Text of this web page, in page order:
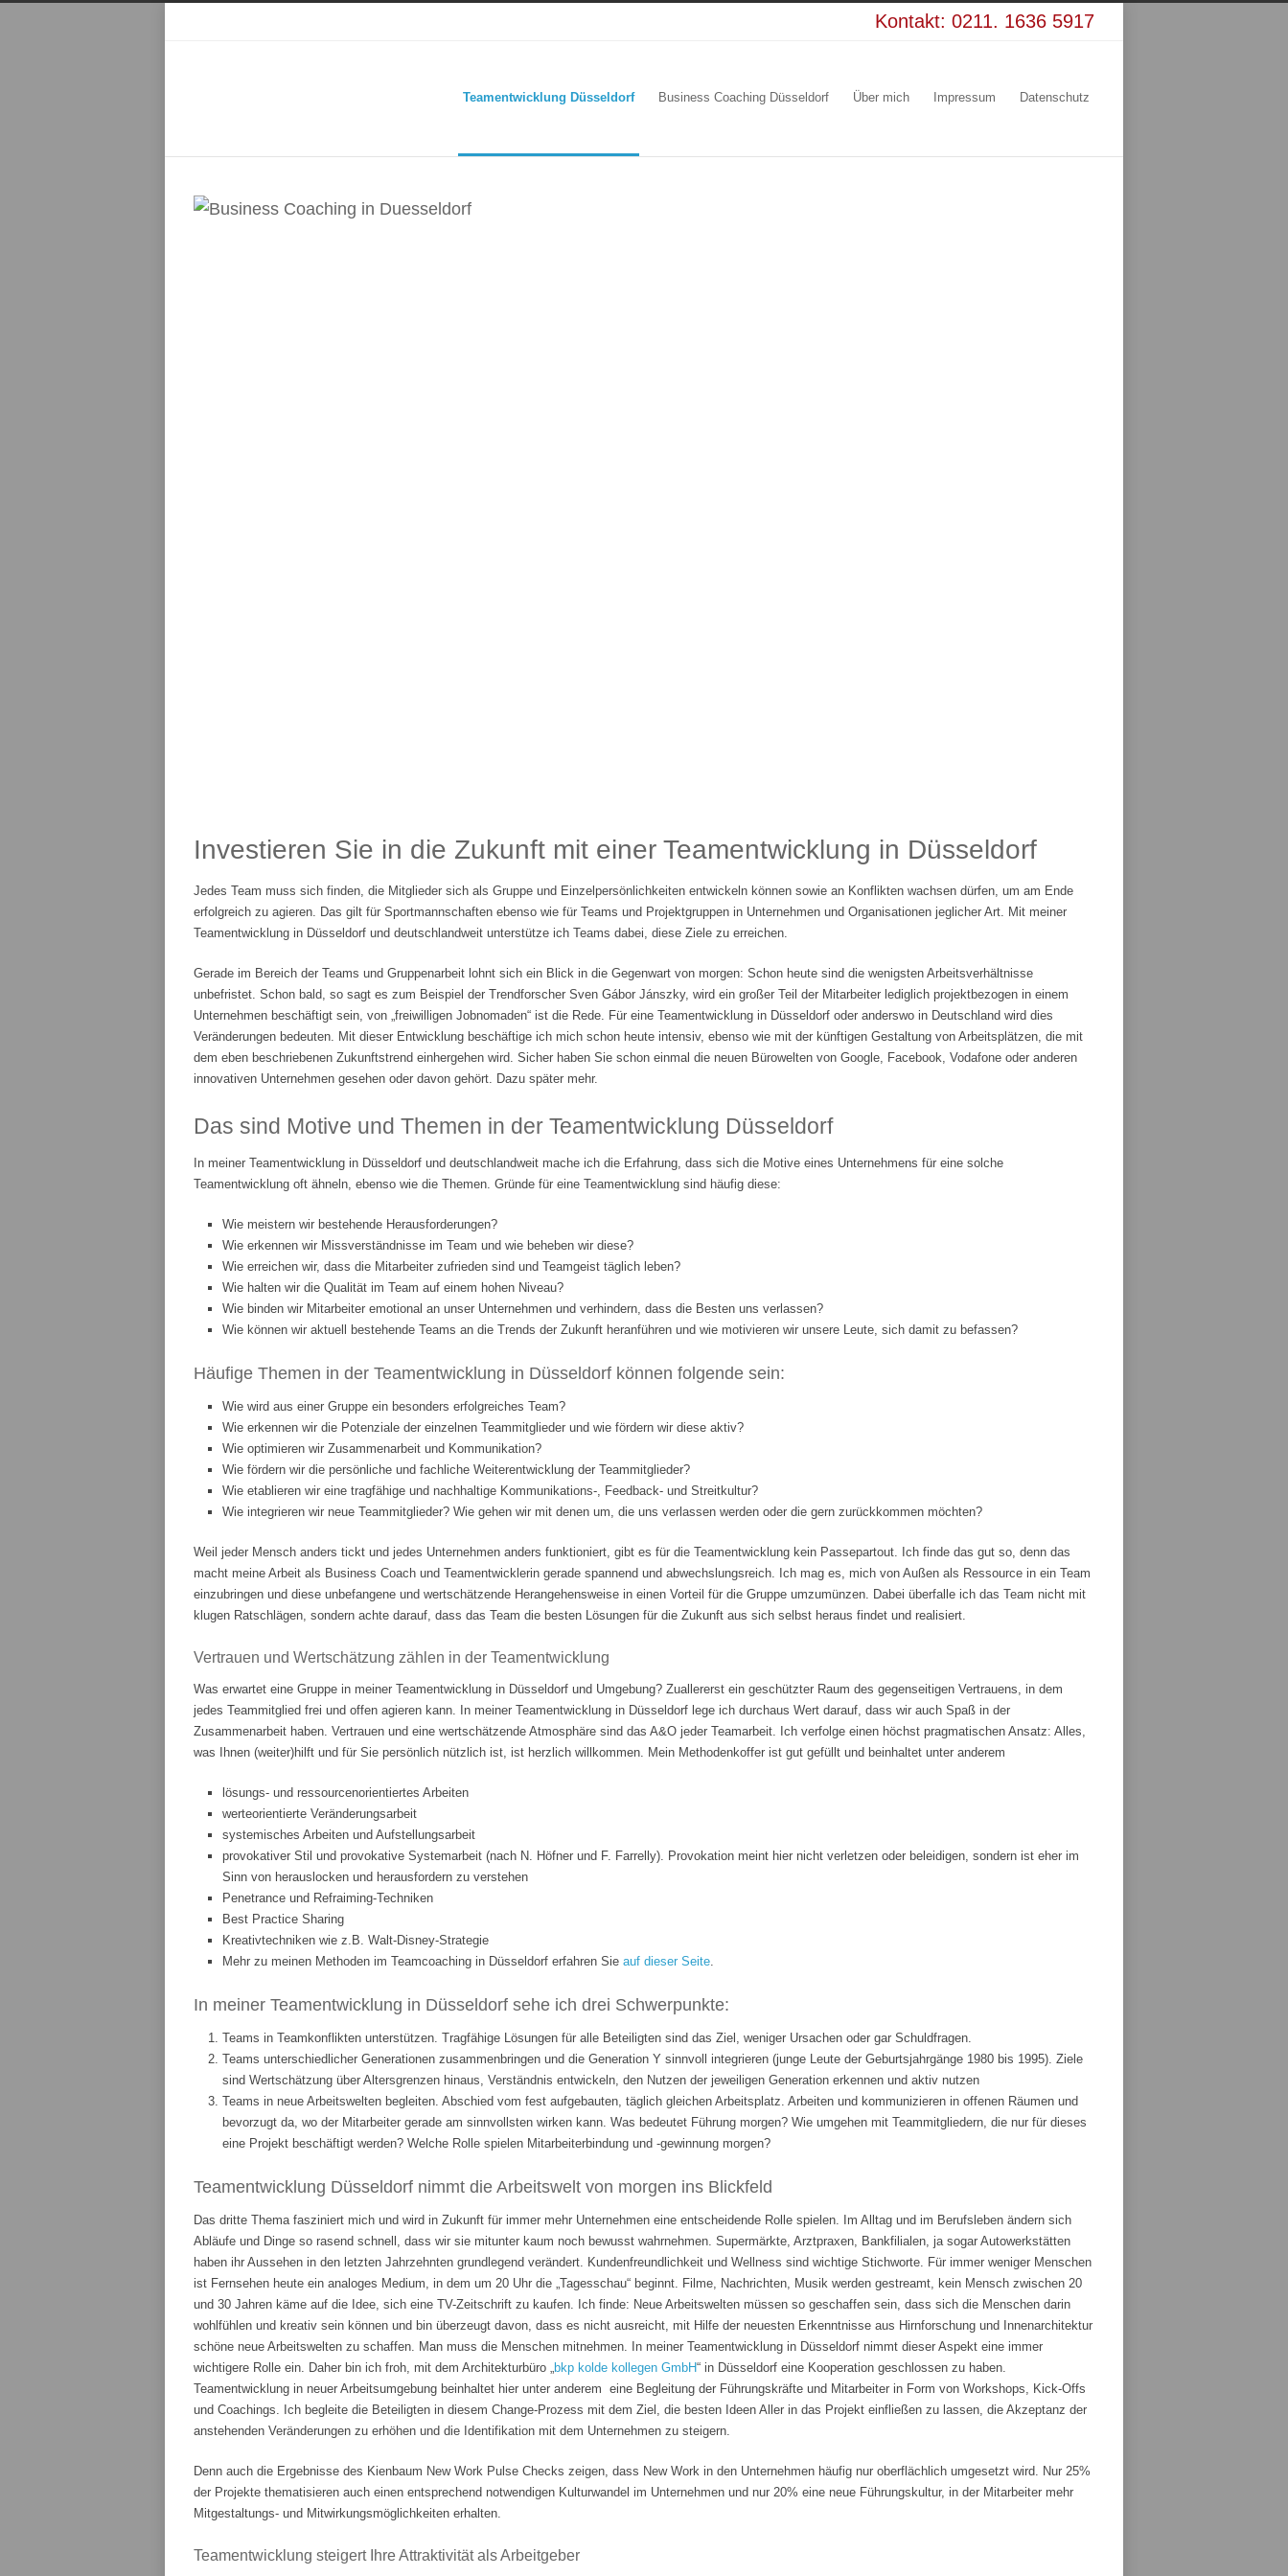
Kontakt: 0211. 1636 5917
Teamentwicklung Düsseldorf Business Coaching Düsseldorf Über mich Impressum Datenschutz
Investieren Sie in die Zukunft mit einer Teamentwicklung in Düsseldorf
Jedes Team muss sich finden, die Mitglieder sich als Gruppe und Einzelpersönlichkeiten entwickeln können sowie an Konflikten wachsen dürfen, um am Ende
erfolgreich zu agieren. Das gilt für Sportmannschaften ebenso wie für Teams und Projektgruppen in Unternehmen und Organisationen jeglicher Art. Mit meiner
Teamentwicklung in Düsseldorf und deutschlandweit unterstütze ich Teams dabei, diese Ziele zu erreichen.
Gerade im Bereich der Teams und Gruppenarbeit lohnt sich ein Blick in die Gegenwart von morgen: Schon heute sind die wenigsten Arbeitsverhältnisse
unbefristet. Schon bald, so sagt es zum Beispiel der Trendforscher Sven Gábor Jánszky, wird ein großer Teil der Mitarbeiter lediglich projektbezogen in einem
Unternehmen beschäftigt sein, von „freiwilligen Jobnomaden“ ist die Rede. Für eine Teamentwicklung in Düsseldorf oder anderswo in Deutschland wird dies
Veränderungen bedeuten. Mit dieser Entwicklung beschäftige ich mich schon heute intensiv, ebenso wie mit der künftigen Gestaltung von Arbeitsplätzen, die mit
dem eben beschriebenen Zukunftstrend einhergehen wird. Sicher haben Sie schon einmal die neuen Bürowelten von Google, Facebook, Vodafone oder anderen
innovativen Unternehmen gesehen oder davon gehört. Dazu später mehr.
Das sind Motive und Themen in der Teamentwicklung Düsseldorf
In meiner Teamentwicklung in Düsseldorf und deutschlandweit mache ich die Erfahrung, dass sich die Motive eines Unternehmens für eine solche
Teamentwicklung oft ähneln, ebenso wie die Themen. Gründe für eine Teamentwicklung sind häufig diese:
Wie meistern wir bestehende Herausforderungen?
Wie erkennen wir Missverständnisse im Team und wie beheben wir diese?
Wie erreichen wir, dass die Mitarbeiter zufrieden sind und Teamgeist täglich leben?
Wie halten wir die Qualität im Team auf einem hohen Niveau?
Wie binden wir Mitarbeiter emotional an unser Unternehmen und verhindern, dass die Besten uns verlassen?
Wie können wir aktuell bestehende Teams an die Trends der Zukunft heranführen und wie motivieren wir unsere Leute, sich damit zu befassen?
Häufige Themen in der Teamentwicklung in Düsseldorf können folgende sein:
Wie wird aus einer Gruppe ein besonders erfolgreiches Team?
Wie erkennen wir die Potenziale der einzelnen Teammitglieder und wie fördern wir diese aktiv?
Wie optimieren wir Zusammenarbeit und Kommunikation?
Wie fördern wir die persönliche und fachliche Weiterentwicklung der Teammitglieder?
Wie etablieren wir eine tragfähige und nachhaltige Kommunikations-, Feedback- und Streitkultur?
Wie integrieren wir neue Teammitglieder? Wie gehen wir mit denen um, die uns verlassen werden oder die gern zurückkommen möchten?
Weil jeder Mensch anders tickt und jedes Unternehmen anders funktioniert, gibt es für die Teamentwicklung kein Passepartout. Ich finde das gut so, denn das
macht meine Arbeit als Business Coach und Teamentwicklerin gerade spannend und abwechslungsreich. Ich mag es, mich von Außen als Ressource in ein Team
einzubringen und diese unbefangene und wertschätzende Herangehensweise in einen Vorteil für die Gruppe umzumünzen. Dabei überfalle ich das Team nicht mit
klugen Ratschlägen, sondern achte darauf, dass das Team die besten Lösungen für die Zukunft aus sich selbst heraus findet und realisiert.
Vertrauen und Wertschätzung zählen in der Teamentwicklung
Was erwartet eine Gruppe in meiner Teamentwicklung in Düsseldorf und Umgebung? Zuallererst ein geschützter Raum des gegenseitigen Vertrauens, in dem
jedes Teammitglied frei und offen agieren kann. In meiner Teamentwicklung in Düsseldorf lege ich durchaus Wert darauf, dass wir auch Spaß in der
Zusammenarbeit haben. Vertrauen und eine wertschätzende Atmosphäre sind das A&O jeder Teamarbeit. Ich verfolge einen höchst pragmatischen Ansatz: Alles,
was Ihnen (weiter)hilft und für Sie persönlich nützlich ist, ist herzlich willkommen. Mein Methodenkoffer ist gut gefüllt und beinhaltet unter anderem
lösungs- und ressourcenorientiertes Arbeiten
werteorientierte Veränderungsarbeit
systemisches Arbeiten und Aufstellungsarbeit
provokativer Stil und provokative Systemarbeit (nach N. Höfner und F. Farrelly). Provokation meint hier nicht verletzen oder beleidigen, sondern ist eher im
Sinn von herauslocken und herausfordern zu verstehen
Penetrance und Refraiming-Techniken
Best Practice Sharing
Kreativtechniken wie z.B. Walt-Disney-Strategie
Mehr zu meinen Methoden im Teamcoaching in Düsseldorf erfahren Sie auf dieser Seite.
In meiner Teamentwicklung in Düsseldorf sehe ich drei Schwerpunkte:
Teams in Teamkonflikten unterstützen. Tragfähige Lösungen für alle Beteiligten sind das Ziel, weniger Ursachen oder gar Schuldfragen.
Teams unterschiedlicher Generationen zusammenbringen und die Generation Y sinnvoll integrieren (junge Leute der Geburtsjahrgänge 1980 bis 1995). Ziele
sind Wertschätzung über Altersgrenzen hinaus, Verständnis entwickeln, den Nutzen der jeweiligen Generation erkennen und aktiv nutzen
Teams in neue Arbeitswelten begleiten. Abschied vom fest aufgebauten, täglich gleichen Arbeitsplatz. Arbeiten und kommunizieren in offenen Räumen und
bevorzugt da, wo der Mitarbeiter gerade am sinnvollsten wirken kann. Was bedeutet Führung morgen? Wie umgehen mit Teammitgliedern, die nur für dieses
eine Projekt beschäftigt werden? Welche Rolle spielen Mitarbeiterbindung und -gewinnung morgen?
Teamentwicklung Düsseldorf nimmt die Arbeitswelt von morgen ins Blickfeld
Das dritte Thema fasziniert mich und wird in Zukunft für immer mehr Unternehmen eine entscheidende Rolle spielen. Im Alltag und im Berufsleben ändern sich
Abläufe und Dinge so rasend schnell, dass wir sie mitunter kaum noch bewusst wahrnehmen. Supermärkte, Arztpraxen, Bankfilialen, ja sogar Autowerkstätten
haben ihr Aussehen in den letzten Jahrzehnten grundlegend verändert. Kundenfreundlichkeit und Wellness sind wichtige Stichworte. Für immer weniger Menschen
ist Fernsehen heute ein analoges Medium, in dem um 20 Uhr die „Tagesschau“ beginnt. Filme, Nachrichten, Musik werden gestreamt, kein Mensch zwischen 20
und 30 Jahren käme auf die Idee, sich eine TV-Zeitschrift zu kaufen. Ich finde: Neue Arbeitswelten müssen so geschaffen sein, dass sich die Menschen darin
wohlfühlen und kreativ sein können und bin überzeugt davon, dass es nicht ausreicht, mit Hilfe der neuesten Erkenntnisse aus Hirnforschung und Innenarchitektur
schöne neue Arbeitswelten zu schaffen. Man muss die Menschen mitnehmen. In meiner Teamentwicklung in Düsseldorf nimmt dieser Aspekt eine immer
wichtigere Rolle ein. Daher bin ich froh, mit dem Architekturbüro „bkp kolde kollegen GmbH“ in Düsseldorf eine Kooperation geschlossen zu haben.
Teamentwicklung in neuer Arbeitsumgebung beinhaltet hier unter anderem eine Begleitung der Führungskräfte und Mitarbeiter in Form von Workshops, Kick-Offs
und Coachings. Ich begleite die Beteiligten in diesem Change-Prozess mit dem Ziel, die besten Ideen Aller in das Projekt einfließen zu lassen, die Akzeptanz der
anstehenden Veränderungen zu erhöhen und die Identifikation mit dem Unternehmen zu steigern.
Denn auch die Ergebnisse des Kienbaum New Work Pulse Checks zeigen, dass New Work in den Unternehmen häufig nur oberflächlich umgesetzt wird. Nur 25%
der Projekte thematisieren auch einen entsprechend notwendigen Kulturwandel im Unternehmen und nur 20% eine neue Führungskultur, in der Mitarbeiter mehr
Mitgestaltungs- und Mitwirkungsmöglichkeiten erhalten.
Teamentwicklung steigert Ihre Attraktivität als Arbeitgeber